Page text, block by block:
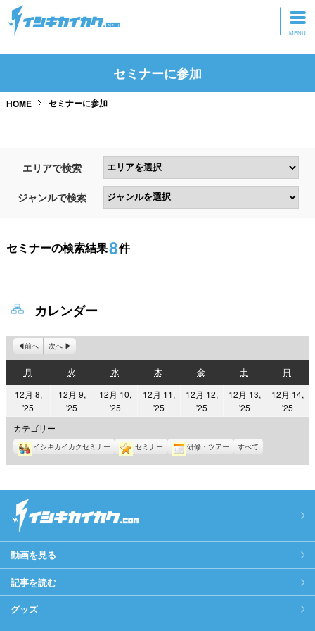
トップページ
研修・ツアーに参加
セミナーに参加
HOME セミナーに参加
エリアで検索
ジャンルで検索
セミナーの検索結果8件
カレンダー
前へ 次へ
月
曜
日
火
曜
日
水水
曜
日
木
曜
日
金金
曜
日
土
曜
日
日
曜
日
12月 8,
'25
年
12
月
8
12月 9,
'25
12
月
9
12月 10,
'25
12
月
10
12月 11,
'252025
12
月
11
12月 12,
'252025
12
月
12
12月 13,
'252025
12
月
13
12月 14,
'252025
14
カテゴリー
イシキカイカクセミナー セミナー 研修・ツアー すべて
動画を見る
記事を読む
グッズ